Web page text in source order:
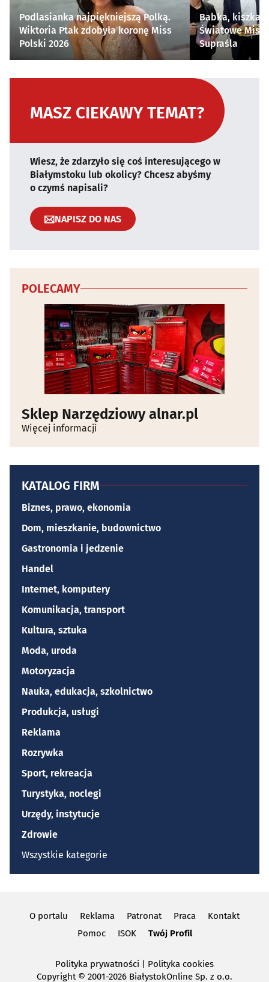
Podlasianka najpiękniejszą Polką.
Wiktoria Ptak zdobyła koronę Miss
Polski 2026
Babka, kiszka i
Światowe
Supraśla
MASZ CIEKAWY TEMAT?
Wiesz, że zdarzyło się coś interesującego w
Białymstoku lub okolicy? Chcesz abyśmy
o czymś napisali?
NAPISZ DO NAS
POLECAMY
Sklep Narzędziowy alnar.pl
Więcej informacji
KATALOG FIRM
Biznes, prawo, ekonomia
Dom, mieszkanie, budownictwo
Gastronomia i jedzenie
Handel
Internet, komputery
Komunikacja, transport
Kultura, sztuka
Moda, uroda
Motoryzacja
Nauka, edukacja, szkolnictwo
Produkcja, usługi
Reklama
Rozrywka
Sport, rekreacja
Turystyka, noclegi
Urzędy, instytucje
Zdrowie
Wszystkie kategorie
O portalu Reklama Patronat Praca
Kontakt
Pomoc
ISOK Twój Profil
Polityka prywatności
Polityka cookies
Copyright© 2001-2026 BiałystokOnline Sp. z o.o.